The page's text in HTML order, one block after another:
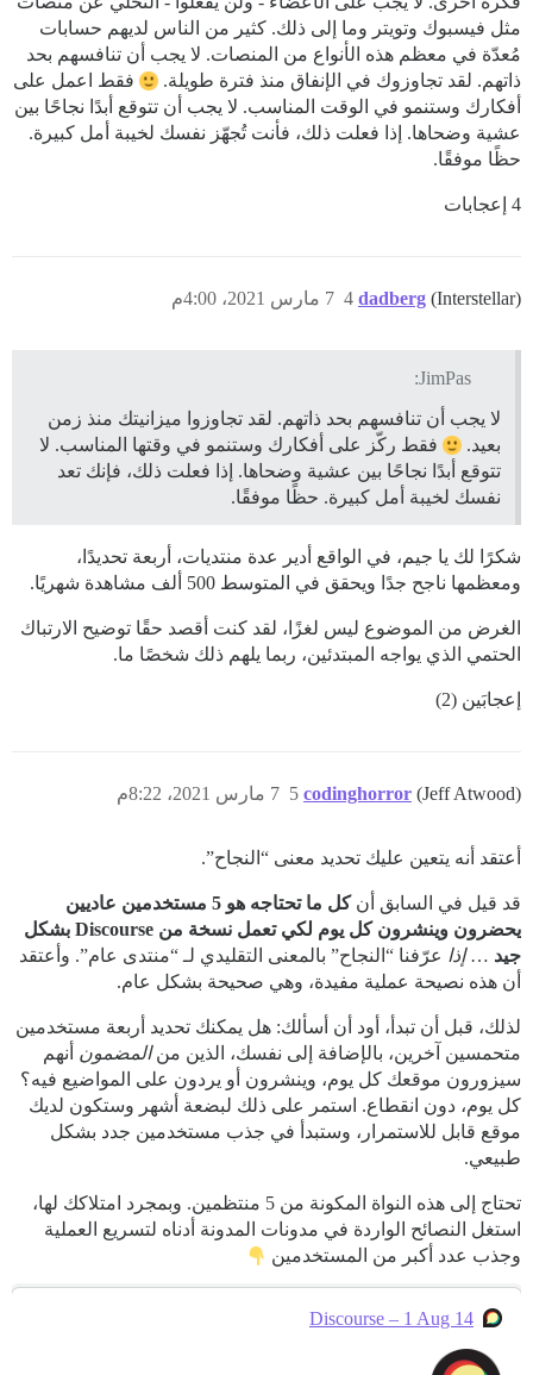
مثل فيسبوك وتويتر وما إلى ذلك. كثير من الناس لديهم حسابات
مُعدّة في معظم هذه الأنواع من المنصات. لا يجب أن تنافسهم بحد
ذاتهم. لقد تجاوزوك في الإنفاق منذ فترة طويلة.
فقط اعمل على
أفكارك وستنمو في الوقت المناسب. لا يجب أن تتوقع أبدًا نجاحًا بين
عشية وضحاها. إذا فعلت ذلك، فأنت تُجهّز نفسك لخيبة أمل كبيرة.
حظًا موفقًا.
4 إعجابات
dadberg (Interstellar) 7 مارس 2021، 4:00م 4
JimPas:
لا يجب أن تنافسهم بحد ذاتهم. لقد تجاوزوا ميزانيتك منذ زمن
بعيد.
فقط ركّز على أفكارك وستنمو في وقتها المناسب. لا
تتوقع أبدًا نجاحًا بين عشية وضحاها. إذا فعلت ذلك، فإنك تعد
نفسك لخيبة أمل كبيرة. حظًا موفقًا.
شكرًا لك يا جيم، في الواقع أدير عدة منتديات، أربعة تحديدًا،
ومعظمها ناجح جدًا ويحقق في المتوسط 500 ألف مشاهدة شهريًا.
الغرض من الموضوع ليس لغزًا، لقد كنت أقصد حقًا توضيح الارتباك
الحتمي الذي يواجه المبتدئين، ربما يلهم ذلك شخصًا ما.
إعجابَين (2)
codinghorror (Jeff Atwood) 7 مارس 2021، 8:22م 5
أعتقد أنه يتعين عليك تحديد معنى “النجاح”.
قد قيل في السابق أن
كل ما تحتاجه هو 5 مستخدمين عاديين
يحضرون وينشرون كل يوم لكي تعمل نسخة من Discourse بشكل
جيد …إذا عرّفنا “النجاح” بالمعنى التقليدي لـ “منتدى عام”. وأعتقد
أن هذه نصيحة عملية مفيدة، وهي صحيحة بشكل عام.
لذلك، قبل أن تبدأ، أود أن أسألك: هل يمكنك تحديد أربعة مستخدمين
متحمسين آخرين، بالإضافة إلى نفسك، الذين منالمضمون أنهم
سيزورون موقعك كل يوم، وينشرون أو يردون على المواضيع فيه؟
كل يوم، دون انقطاع. استمر على ذلك لبضعة أشهر وستكون لديك
موقع قابل للاستمرار، وستبدأ في جذب مستخدمين جدد بشكل
طبيعي.
تحتاج إلى هذه النواة المكونة من 5 منتظمين. وبمجرد امتلاكك لها،
استغل النصائح الواردة في مدونات المدونة أدناه لتسريع العملية
وجذب عدد أكبر من المستخدمين
Discourse – 1 Aug 14